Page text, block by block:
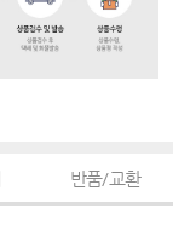
반품/교환